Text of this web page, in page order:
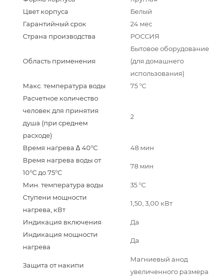
Цвет корпуса
Белый
Гарантийный срок
24 мес
Страна производства
РОССИЯ
Область применения
Бытовое оборудование
(для домашнего
использования)
Макс. температура воды
75 °С
Расчетное количество
человек для принятия
душа (при среднем
расходе)
2
Время нагрева Δ 40°С
48 мин
Время нагрева воды от
10°С до 75°С
78 мин
Мин. температура воды
35 °С
Ступени мощности
нагрева, кВт
1,50, 3,00 кВт
Индикация включения
Да
Индикация мощности
нагрева
Да
Защита от накипи
Магниевый анод
увеличенного размера